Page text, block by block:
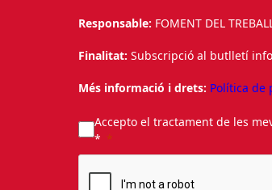
Responsable: FOMENT DEL
Finalitat: Subscripció al butlletí
Més informació i drets: Política de
Accepto el tractament de les
*